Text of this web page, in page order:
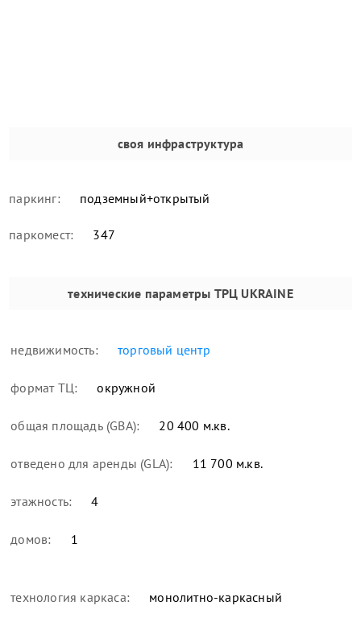
своя инфраструктура
паркинг: подземный+открытый
паркомест: 347
технические параметры ТРЦ UKRAINE
недвижимость: торговый центр
формат ТЦ: окружной
общая площадь (GBA): 20 400 м.кв.
отведено для аренды (GLA): 11 700 м.кв.
этажность: 4
домов: 1
технология каркаса: монолитно-каркасный